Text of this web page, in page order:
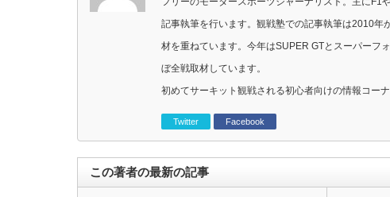
記事執筆を行います。観戦塾での記事執筆は2010年
材を重ねています。今年はSUPER GTとスーパーフ
ぼ全戦取材しています。
初めてサーキット観戦される初心者向けの情報コー
Twitter Facebook
この著者の最新の記事